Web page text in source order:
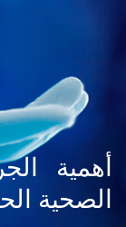
أهمية
الصحية